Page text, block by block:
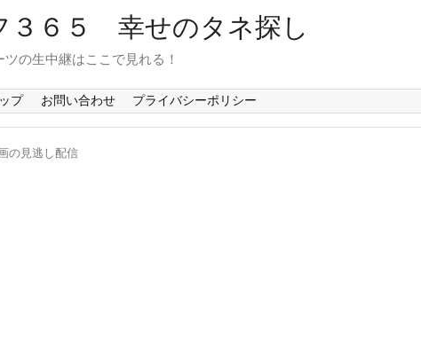
３６５ 幸せのタネ探し
の生中継はここで見れる！
プ お問い合わせ プライバシーポリシー
の見逃し配信